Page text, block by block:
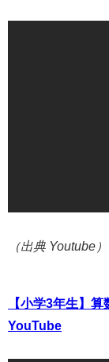
（出典 Youtube）
【小学3年生】
YouTube